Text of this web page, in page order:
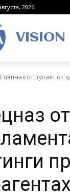
2026
VISION
Спецназ отступает от